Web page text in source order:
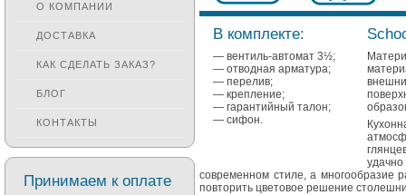
В комплекте:
— вентиль-автомат 3½;
— отводная арматура;
— перелив;
— крепление;
— гарантийный талон;
— сифон.
современном стиле, а многообразие
повторить цветовое решение
О КОМПАНИИ
ДОСТАВКА
КАК СДЕЛАТЬ ЗАКАЗ?
БЛОГ
КОНТАКТЫ
Принимаем к оплате